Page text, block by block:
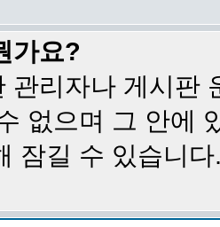
가요?
관리자나 게시판
없으며 그 안에
잠길 수 있습니다